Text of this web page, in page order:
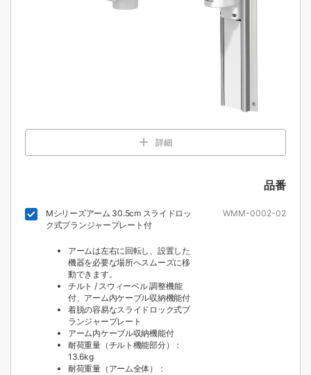
詳細
品番
Mシリーズアーム 30.5cm スライドロッ
ク式プランジャープレート付
アームは左右に回転し、設置した
機器を必要な場所へスムーズに移
動できます。
チルト / スウィーベル 調整機能
付、アーム内ケーブル収納機能付
着脱の容易なスライドロック式プ
ランジャープレート
アーム内ケーブル収納機能付
耐荷重量（チルト機能部分）：
13.6kg
耐荷重量（アーム全体）：
WMM-0002-02